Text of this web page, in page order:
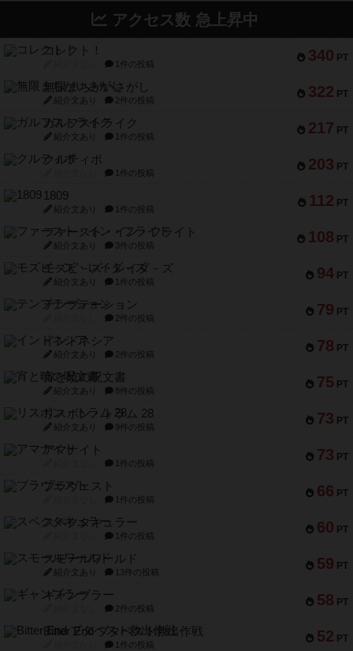
アクセス数 急上昇中
340 PT
コレクト！
1件の投稿
322 PT
無限まちがいさがし
紹介文あり 2件の投稿
217 PT
ガルフストライク
紹介文あり 1件の投稿
203 PT
クルティボ
1件の投稿
112 PT
1809
紹介文あり 1件の投稿
108 PT
ファースト・イン・フライト
紹介文あり 3件の投稿
94 PT
モズビ－ズ・レイダ－ズ
紹介文あり 1件の投稿
79 PT
テンプテーション
2件の投稿
78 PT
インドネシア
紹介文あり 2件の投稿
75 PT
宵と暁の呪文書
紹介文あり 8件の投稿
73 PT
リスボン・トラム 28
紹介文あり 9件の投稿
73 PT
アマナイト
1件の投稿
66 PT
ブラヴェスト
1件の投稿
60 PT
スペクタキュラー
1件の投稿
59 PT
スモールワールド
紹介文あり 13件の投稿
58 PT
ギャンブラー
2件の投稿
52 PT
Bitter End ブタペスト救出作戦
1件の投稿